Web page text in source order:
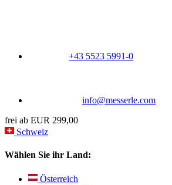
+43 5523 5991-0
info@messerle.com
frei ab EUR 299,00
Schweiz
Wählen Sie ihr Land:
Österreich